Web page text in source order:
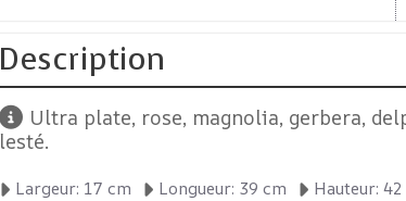
Description
Ultra plate, rose, magnolia, gerbera,
lesté.
Largeur: 17 cm Longueur: 39 cm Hauteur: